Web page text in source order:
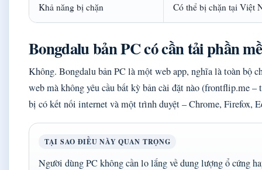
Khả năng bị chặn Có thể bị chặn tại Việt
Bongdalu bản PC có cần tải phần
Không. Bongdalu bản PC là một web app, nghĩa là toàn bộ
web mà không yêu cầu bất kỳ bản cài đặt nào (frontflip.me
bị có kết nối internet và một trình duyệt – Chrome, Firefox,
TẠI SAO ĐIỀU NÀY QUAN TRỌNG
Người dùng PC không cần lo lắng về dung lượng ổ cứng